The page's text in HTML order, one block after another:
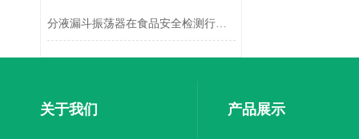
分液漏斗振荡器在食品安全检测行业中的应用
关于我们 产品展示